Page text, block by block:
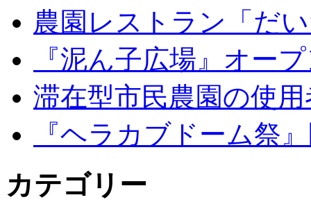
農園レストラン「だ
『泥ん子広場』オー
滞在型市民農園の使
『ヘラカブドーム祭
カテゴリー